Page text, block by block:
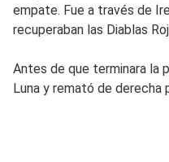
empate. Fue a través de
recuperaban las Diablas
Antes de que terminara la
Luna y remató de derecha